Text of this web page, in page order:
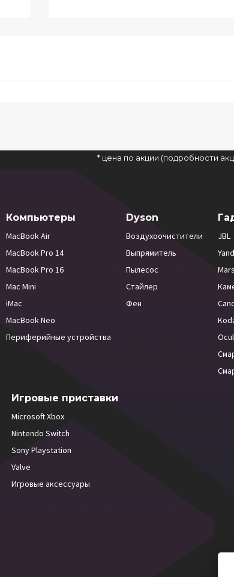
* цена по акции (подробности
Компьютеры
MacBook Air
MacBook Pro 14
MacBook Pro 16
Mac Mini
iMac
MacBook Neo
Периферийные устройства
Dyson
Воздухоочистители
Выпрямитель
Пылесос
Стайлер
Фен
JBL
Игровые приставки
Microsoft Xbox
Nintendo Switch
Sony Playstation
Valve
Игровые аксессуары